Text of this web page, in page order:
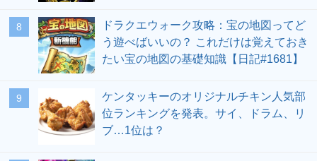
ドラクエウォーク攻略：宝の地図ってど
う遊べばいいの？ これだけは覚えておき
たい宝の地図の基礎知識【日記#1681】
ケンタッキーのオリジナルチキン人気部
位ランキングを発表。サイ、ドラム、リ
ブ…1位は？